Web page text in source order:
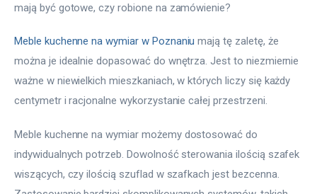
mają być gotowe, czy robione na zamówienie?
Meble kuchenne na wymiar w Poznaniu mają tę zaletę, że
można je idealnie dopasować do wnętrza. Jest to niezmiernie
ważne w niewielkich mieszkaniach, w których liczy się każdy
centymetr i racjonalne wykorzystanie całej przestrzeni.
Meble kuchenne na wymiar możemy dostosować do
indywidualnych potrzeb. Dowolność sterowania ilością szafek
wiszących, czy ilością szuflad w szafkach jest bezcenna.